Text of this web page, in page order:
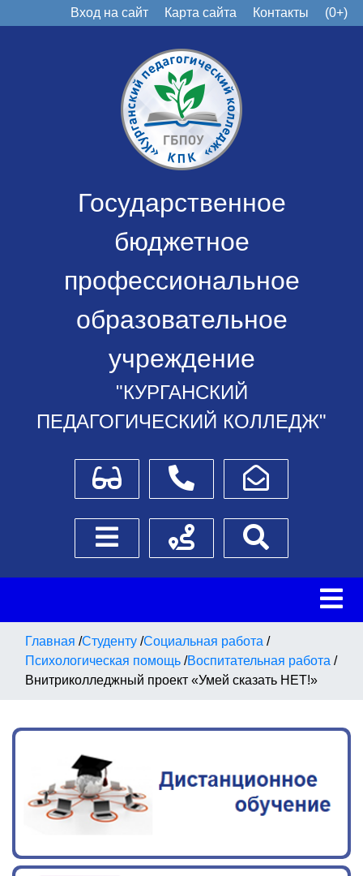
Вход на сайт Карта сайта Контакты (0+)
Государственное
бюджетное
профессиональное
образовательное
учреждение
"КУРГАНСКИЙ
ПЕДАГОГИЧЕСКИЙ КОЛЛЕДЖ"
Для слабовидящихТелефоныНаписать обращение
Боковое менюСхема проезда
Главная /Студенту /Социальная работа /
Психологическая помощь /Воспитательная работа /
Внитриколледжный проект «Умей сказать НЕТ!»